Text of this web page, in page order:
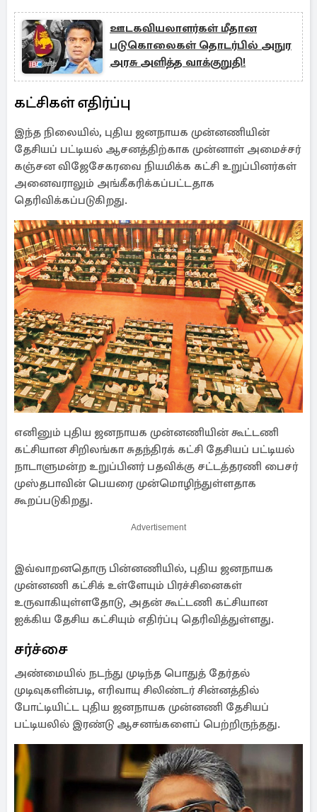
ஊடகவியலாளர்கள் மீதான
படுகொலைகள் தொடர்பில் அநுர
அரசு அளித்த வாக்குறுதி!
கட்சிகள் எதிர்ப்பு
இந்த நிலையில், புதிய ஜனநாயக முன்னணியின்
தேசியப் பட்டியல் ஆசனத்திற்காக முன்னாள் அமைச்சர்
கஞ்சன விஜேசேகரவை நியமிக்க கட்சி உறுப்பினர்கள்
அனைவராலும் அங்கீகரிக்கப்பட்டதாக
தெரிவிக்கப்படுகிறது.
எனினும் புதிய ஜனநாயக முன்னணியின் கூட்டணி
கட்சியான சிறிலங்கா சுதந்திரக் கட்சி தேசியப் பட்டியல்
நாடாளுமன்ற உறுப்பினர் பதவிக்கு சட்டத்தரணி பைசர்
முஸ்தபாவின் பெயரை முன்மொழிந்துள்ளதாக
கூறப்படுகிறது.
Advertisement
இவ்வாறனதொரு பின்னணியில், புதிய ஜனநாயக
முன்னணி கட்சிக் உள்ளேயும் பிரச்சினைகள்
உருவாகியுள்ளதோடு, அதன் கூட்டணி கட்சியான
ஐக்கிய தேசிய கட்சியும் எதிர்ப்பு தெரிவித்துள்ளது.
சர்ச்சை
அண்மையில் நடந்து முடிந்த பொதுத் தேர்தல்
முடிவுகளின்படி, எரிவாயு சிலிண்டர் சின்னத்தில்
போட்டியிட்ட புதிய ஜனநாயக முன்னணி தேசியப்
பட்டியலில் இரண்டு ஆசனங்களைப் பெற்றிருந்தது.